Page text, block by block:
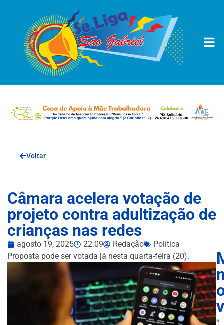
Voltar
Câmara acelera votação de
projeto contra adultização de
crianças nas redes
agosto 19, 2025 22:09 Redação
Política
Proposta pode ser votada já nesta quarta-feira (20).